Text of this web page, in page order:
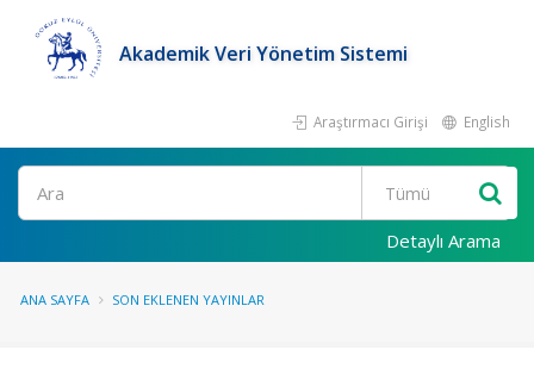
Akademik Veri Yönetim Sistemi
Araştırmacı Girişi English
Ara
Detaylı Arama
ANA SAYFA SON EKLENEN YAYINLAR